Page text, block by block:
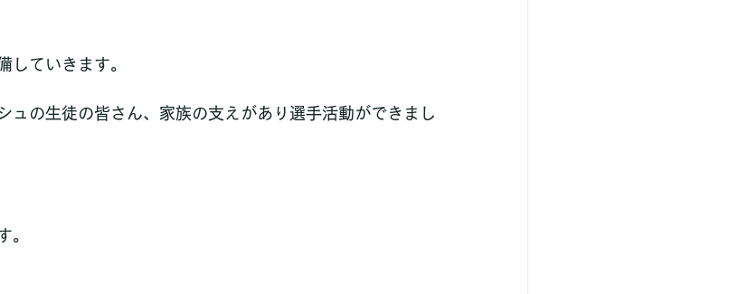
していきます。
ュの生徒の皆さん、家族の支えがあり選手活動ができまし
。